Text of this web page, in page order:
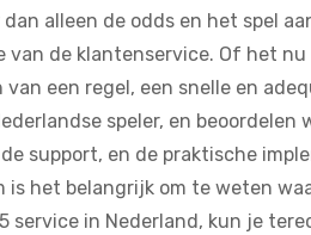
alleen de odds en het spel
de klantenservice. Of het
een regel, een snelle en
speler, en
support, en de praktische
het belangrijk om te weten
service in Nederland, kun je